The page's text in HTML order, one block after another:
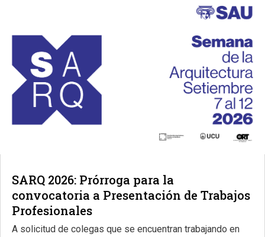
SARQ 2026: Prórroga para la
convocatoria a Presentación de Trabajos
Profesionales
A solicitud de colegas que se encuentran trabajando en